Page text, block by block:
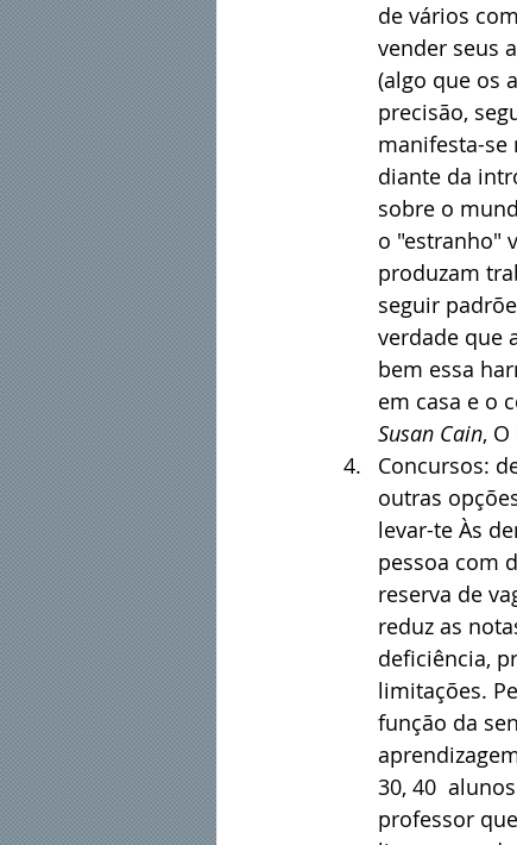
de vários
vender seus
(algo que os
precisão,
manifesta-se
diante da
sobre o
o "estranho"
produzam
seguir
verdade que
bem essa
em casa e o
Susan Cain,
Concursos:
outras
levar-te Às
pessoa com
reserva de
reduz as
deficiência,
limitações.
função da
30, 40
professor